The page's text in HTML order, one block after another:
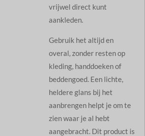
vrijwel direct kunt
aankleden.
Gebruik het altijd en
overal, zonder resten op
kleding, handdoeken of
beddengoed. Een lichte,
heldere glans bij het
aanbrengen helpt je om te
zien waar je al hebt
aangebracht. Dit product is